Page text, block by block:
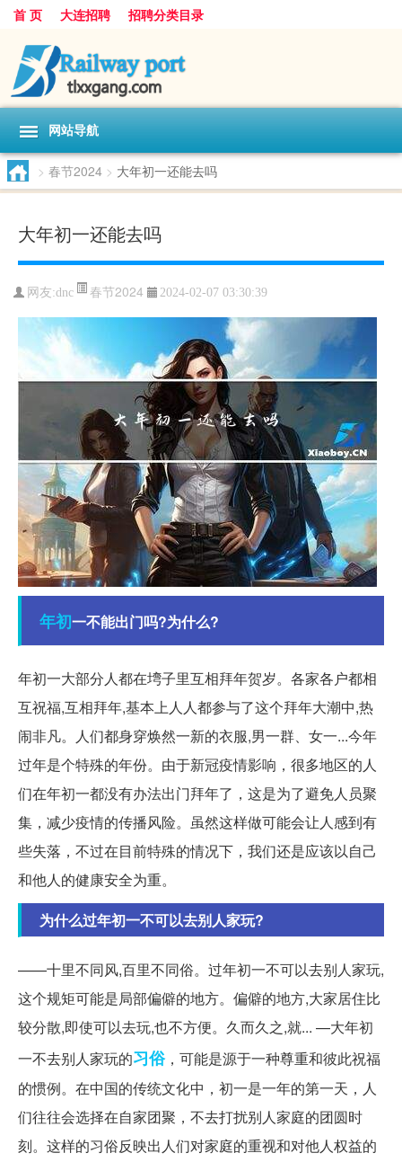
首 页 大连招聘 招聘分类目录
网站导航
> 春节2024 > 大年初一还能去吗
大年初一还能去吗
网友:dnc 春节2024 2024-02-07 03:30:39
年初一不能出门吗?为什么?
年初一大部分人都在塆子里互相拜年贺岁。各家各户都相
互祝福,互相拜年,基本上人人都参与了这个拜年大潮中,热
闹非凡。人们都身穿焕然一新的衣服,男一群、女一...今年
过年是个特殊的年份。由于新冠疫情影响，很多地区的人
们在年初一都没有办法出门拜年了，这是为了避免人员聚
集，减少疫情的传播风险。虽然这样做可能会让人感到有
些失落，不过在目前特殊的情况下，我们还是应该以自己
和他人的健康安全为重。
为什么过年初一不可以去别人家玩?
——十里不同风,百里不同俗。过年初一不可以去别人家玩,
这个规矩可能是局部偏僻的地方。偏僻的地方,大家居住比
较分散,即使可以去玩,也不方便。久而久之,就... —大年初
一不去别人家玩的习俗，可能是源于一种尊重和彼此祝福
的惯例。在中国的传统文化中，初一是一年的第一天，人
们往往会选择在自家团聚，不去打扰别人家庭的团圆时
刻。这样的习俗反映出人们对家庭的重视和对他人权益的